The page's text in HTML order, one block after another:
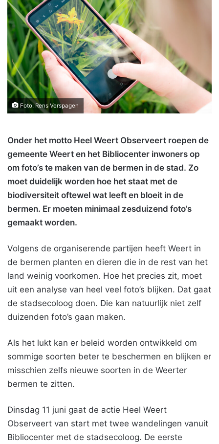
Foto: Rens Verspagen
Onder het motto Heel Weert Observeert roepen de
gemeente Weert en het Bibliocenter inwoners op
om foto’s te maken van de bermen in de stad. Zo
moet duidelijk worden hoe het staat met de
biodiversiteit oftewel wat leeft en bloeit in de
bermen. Er moeten minimaal zesduizend foto’s
gemaakt worden.
Volgens de organiserende partijen heeft Weert in
de bermen planten en dieren die in de rest van het
land weinig voorkomen. Hoe het precies zit, moet
uit een analyse van heel veel foto’s blijken. Dat gaat
de stadsecoloog doen. Die kan natuurlijk niet zelf
duizenden foto’s gaan maken.
Als het lukt kan er beleid worden ontwikkeld om
sommige soorten beter te beschermen en blijken er
misschien zelfs nieuwe soorten in de Weerter
bermen te zitten.
Dinsdag 11 juni gaat de actie Heel Weert
Observeert van start met twee wandelingen vanuit
Bibliocenter met de stadsecoloog. De eerste